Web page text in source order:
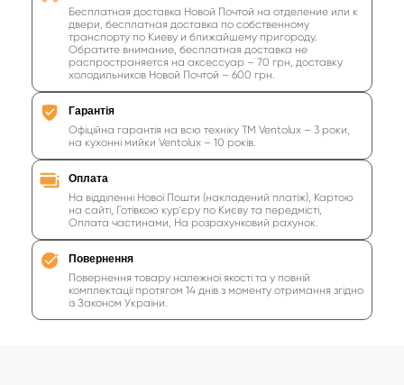
купить купольную вытяжку для кухни
недорогие вытяжки для кухни
вытяжка для кухни черного цвета
Бесплатная доставка Новой Почтой на отделение или к
двери, бесплатная доставка по собственному
транспорту по Киеву и ближайшему пригороду.
Обратите внимание, бесплатная доставка не
распространяется на аксессуар – 70 грн, доставку
холодильников Новой Почтой – 600 грн.
Гарантія
Офіційна гарантія на всю техніку ТМ Ventolux – 3 роки,
на кухонні мийки Ventolux – 10 років.
Оплата
На відділенні Нової Пошти (накладений платіж), Картою
на сайті, Готівкою кур'єру по Києву та передмісті,
Оплата частинами, На розрахунковий рахунок.
Повернення
Повернення товару належної якості та у повній
комплектації протягом 14 днів з моменту отримання згідно
із Законом України.